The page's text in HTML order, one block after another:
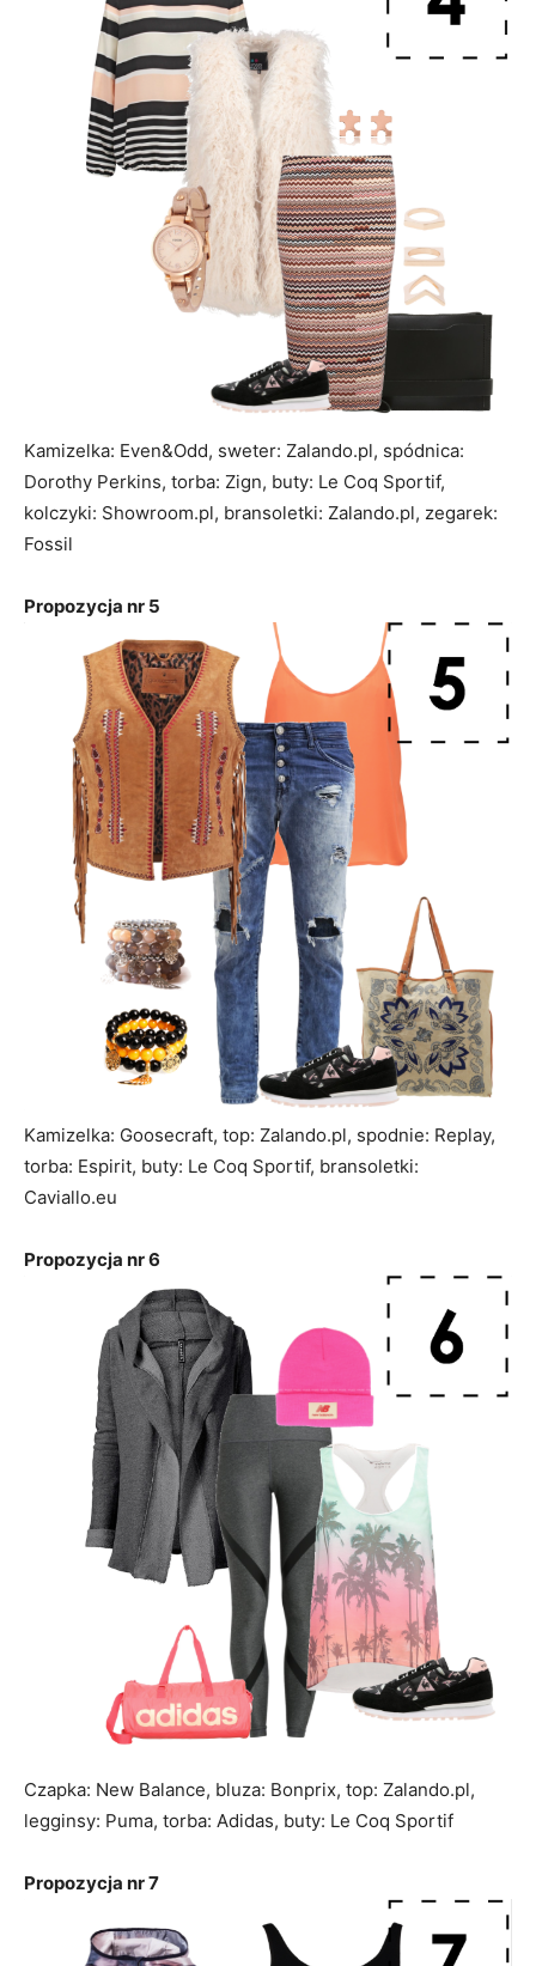
Kamizelka: Even&Odd, sweter: Zalando.pl, spódnica:
Dorothy Perkins, torba: Zign, buty: Le Coq Sportif,
kolczyki: Showroom.pl, bransoletki: Zalando.pl, zegarek:
Fossil
Propozycja nr 5
Kamizelka: Goosecraft, top: Zalando.pl, spodnie: Replay,
torba: Espirit, buty: Le Coq Sportif, bransoletki:
Caviallo.eu
Propozycja nr 6
Czapka: New Balance, bluza: Bonprix, top: Zalando.pl,
legginsy: Puma, torba: Adidas, buty: Le Coq Sportif
Propozycja nr 7